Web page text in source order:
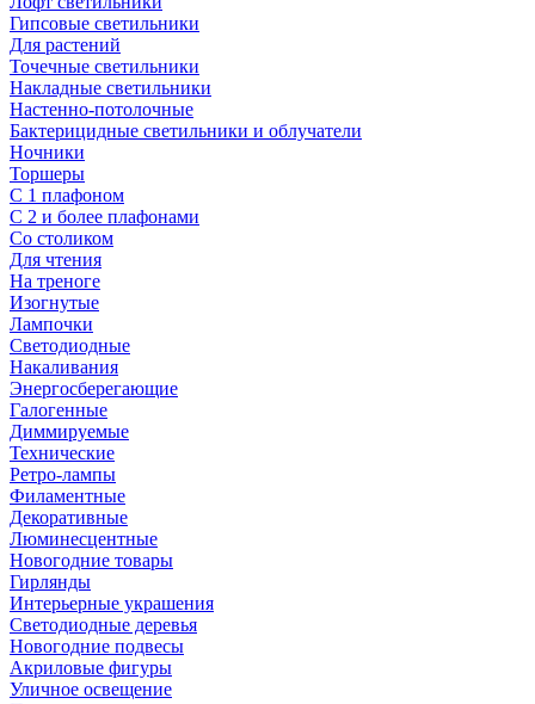
Гипсовые светильники
Для растений
Точечные светильники
Накладные светильники
Настенно-потолочные
Бактерицидные светильники и облучатели
Ночники
Торшеры
С 1 плафоном
С 2 и более плафонами
Со столиком
Для чтения
На треноге
Изогнутые
Лампочки
Светодиодные
Накаливания
Энергосберегающие
Галогенные
Диммируемые
Технические
Ретро-лампы
Филаментные
Декоративные
Люминесцентные
Новогодние товары
Гирлянды
Интерьерные украшения
Светодиодные деревья
Новогодние подвесы
Акриловые фигуры
Уличное освещение